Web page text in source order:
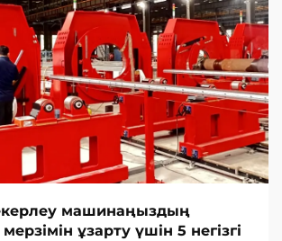
машинаңыздың
ұзарту үшін 5 негізгі